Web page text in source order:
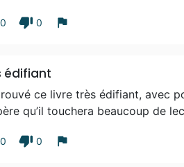
0 thumb_down 0 flag
édifiant
ce livre très édifiant, avec
qu’il touchera beaucoup de
0 thumb_down 0 flag